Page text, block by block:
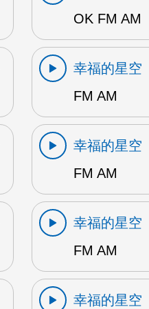
OK FM AM
幸福的星空
FM AM
幸福的星空
FM AM
幸福的星空
FM AM
幸福的星空